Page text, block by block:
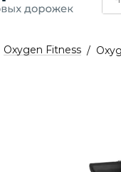
Oxygen Fitness